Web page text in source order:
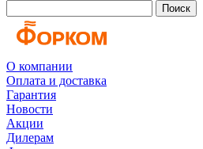
Поиск
О компании
Оплата и доставка
Гарантия
Новости
Акции
Дилерам